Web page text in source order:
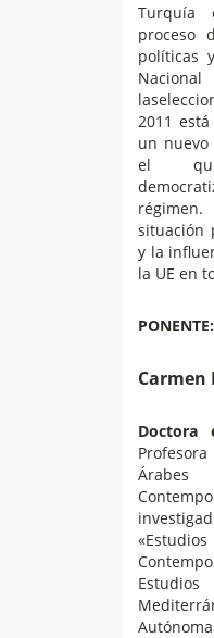
Turquía
proceso
políticas
2011
un nuevo
el
situación
y la
la UE en
PONENTE:
Carmen
Doctora